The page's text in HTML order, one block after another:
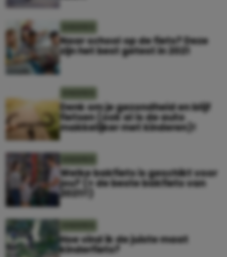
Naar school op de fiets? Deze
zijn het best getest in 2021
Denk om je gezondheid en blijf
fietsen (ook al is de auto
makkelijker met kinderen)!
Welke bakfiets is geschikt voor
jou? (+ de beste bakfiets van
2021!!)
Hoe vind ik de juiste maat
kinderfiets?